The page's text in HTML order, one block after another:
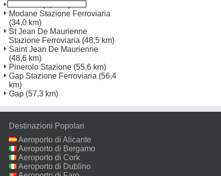
Briancon(0,7 km)
Modane Stazione Ferroviaria
(34,0 km)
St Jean De Maurienne
Stazione Ferroviaria (48,5 km)
Saint Jean De Maurienne
(48,6 km)
Pinerolo Stazione (55,6 km)
Gap Stazione Ferroviaria (56,4
km)
Gap (57,3 km)
Destinazioni Popolari
Aeroporto di Alicante
Aeroporto di Bergamo
Aeroporto di Cork
Aeroporto di Dublino